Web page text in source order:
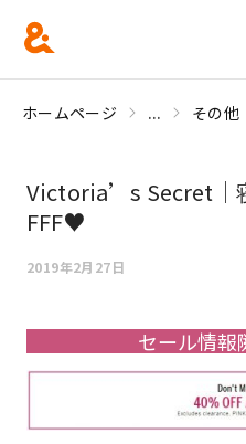
ホームページ ... その他
Victoria’s Secret｜
FFF♥
2019年2月27日
セール情報